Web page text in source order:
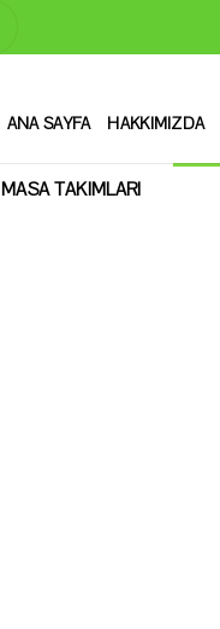
ANA SAYFA HAKKIMIZDA
MASA TAKIMLARI